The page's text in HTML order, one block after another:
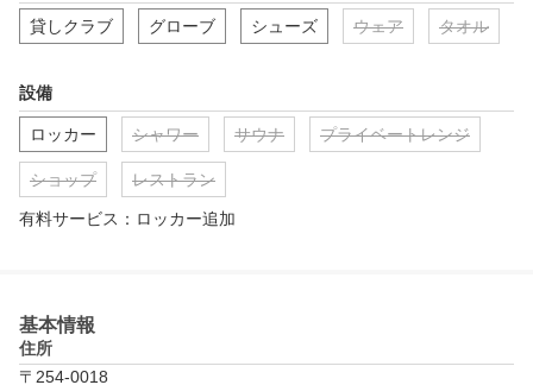
貸しクラブ グローブ シューズ ウェア タオル
設備
ロッカー シャワー サウナ プライベートレンジ
ショップ レストラン
有料サービス：ロッカー追加
基本情報
住所
〒254-0018